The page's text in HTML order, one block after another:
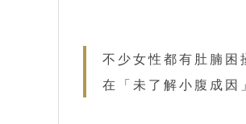
不少女性都有肚腩困
在「未了解小腹成因